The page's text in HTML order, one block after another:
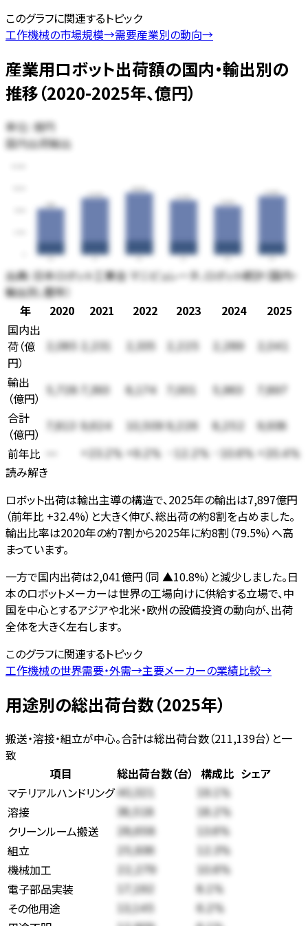
このグラフに関連するトピック
工作機械の市場規模→需要産業別の動向→
産業用ロボット出荷額の国内・輸出別の
推移（2020-2025年、億円）
単位:億円
国内出荷輸出
20
9,624
21 22 23
8,252
24 25
出典:日本ロボット工業会 マニピュレータ、ロボット統計（国内・
輸出別、暦年）
年
2020 2021 2022 2023 2024
2025
国内出
荷（億
円）
2,085 2,231 2,335 2,289 2,041
輸出
（億円） 5,728 7,393 8,174 7,001 5,963 7,897
合計
（億円） 7,813 9,624 10,509 9,226 8,252 9,938
前年比 +23.2% +9.2% -12.2% -10.6% +20.4%
読み解き
ロボット出荷は輸出主導の構造で、2025年の輸出は7,897億円
（前年比 +32.4%）と大きく伸び、総出荷の約8割を占めました。
輸出比率は2020年の約7割から2025年に約8割（79.5%）へ高
まっています。
一方で国内出荷は2,041億円（同 ▲10.8%）と減少しました。日
本のロボットメーカーは世界の工場向けに供給する立場で、中
国を中心とするアジアや北米・欧州の設備投資の動向が、出荷
全体を大きく左右します。
このグラフに関連するトピック
工作機械の世界需要・外需→主要メーカーの業績比較→
用途別の総出荷台数（2025年）
搬送・溶接・組立が中心。合計は総出荷台数（211,139台）と一
致
項目
総出荷台数（台） 構成比 シェア
マテリアルハンドリング 40,321 19.1 %
溶接 38,518 18.2 %
クリーンルーム搬送 28,658 13.6%
組立 25,936 12.3%
機械加工 22,279 10.6%
電子部品実装 17,192 8.1 %
その他用途 13,145 6.2 %